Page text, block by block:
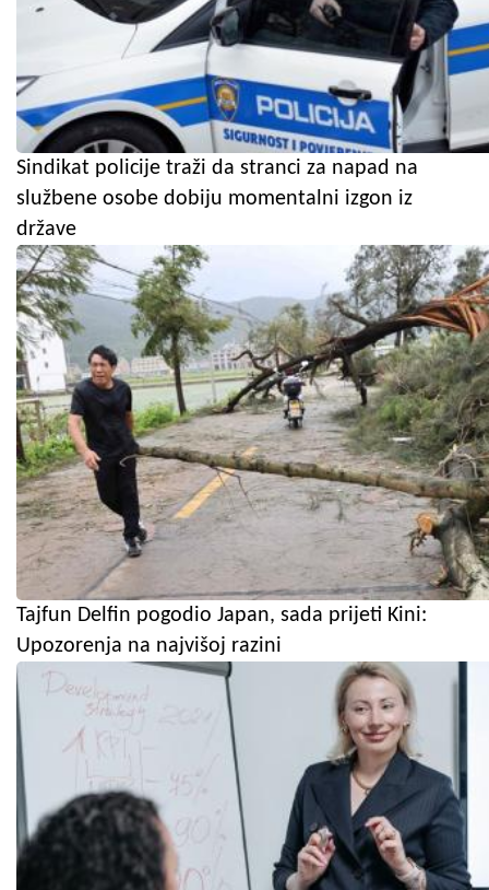
Sindikat policije traži da stranci za napad na
službene osobe dobiju momentalni izgon iz
države
Tajfun Delfin pogodio Japan, sada prijeti Kini:
Upozorenja na najvišoj razini